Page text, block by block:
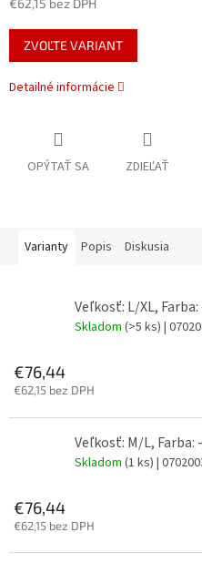
€62,15 bez DPH
Jednotková
cena:
ZVOĽTE VARIANT
Detailné informácie
OPÝTAŤ SA ZDIEĽAŤ
Varianty Popis Diskusia
Veľkosť: L/XL,
Skladom (>5 ks) |
€76,44
€62,15 bez DPH
Veľkosť: M/L, Farba:
Skladom (1 ks) |
€76,44
€62,15 bez DPH